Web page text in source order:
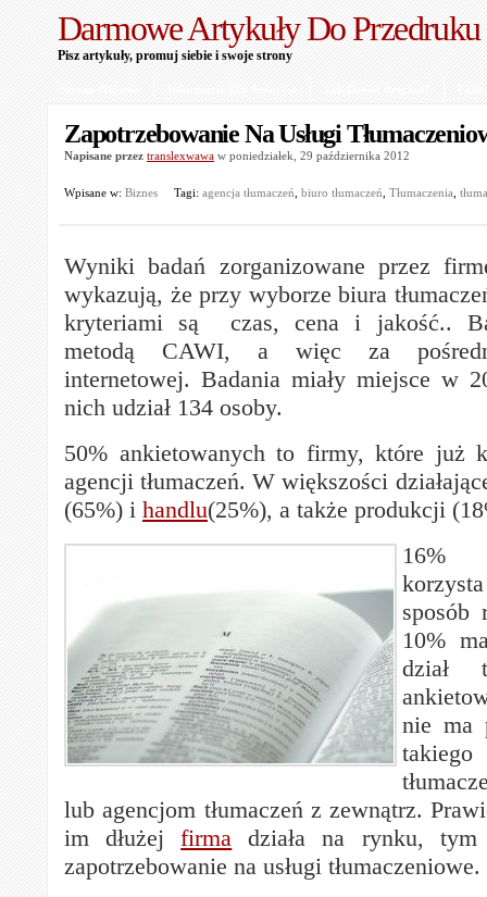
Darmowe Artykuły Do Przedruku
Pisz artykuły, promuj siebie i swoje strony
Zapotrzebowanie Na Usługi
Napisane przez translexwawa w poniedziałek, 29 października 2012
Wpisane w: Biznes Tagi: agencja tłumaczeń biuro tłumaczeń Tłumaczenia
Wyniki badań zorganizowane przez
wykazują, że przy wyborze biura
kryteriami są czas, cena i jakość..
metodą CAWI, a więc za
internetowej. Badania miały miejsce w
nich udział 134 osoby.
50% ankietowanych to firmy, które już
agencji tłumaczeń. W większości
(65%) i handlu(25%), a także produkcji
16%
sposób
10%
dział
nie ma
lub agencjom tłumaczeń z zewnątrz.
im dłużejfirma działa na rynku,
zapotrzebowanie na usługi tłumaczeniowe.